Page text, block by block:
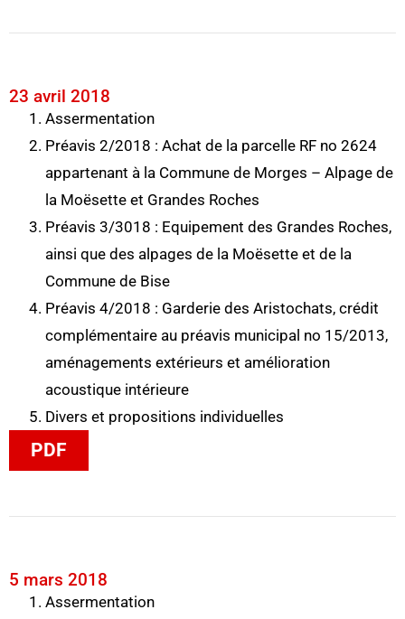
23 avril 2018
Assermentation
Préavis 2/2018 : Achat de la parcelle RF no 2624
appartenant à la Commune de Morges – Alpage de
la Moësette et Grandes Roches
Préavis 3/3018 : Equipement des Grandes Roches,
ainsi que des alpages de la Moësette et de la
Commune de Bise
Préavis 4/2018 : Garderie des Aristochats, crédit
complémentaire au préavis municipal no 15/2013,
aménagements extérieurs et amélioration
acoustique intérieure
Divers et propositions individuelles
PDF
5 mars 2018
Assermentation